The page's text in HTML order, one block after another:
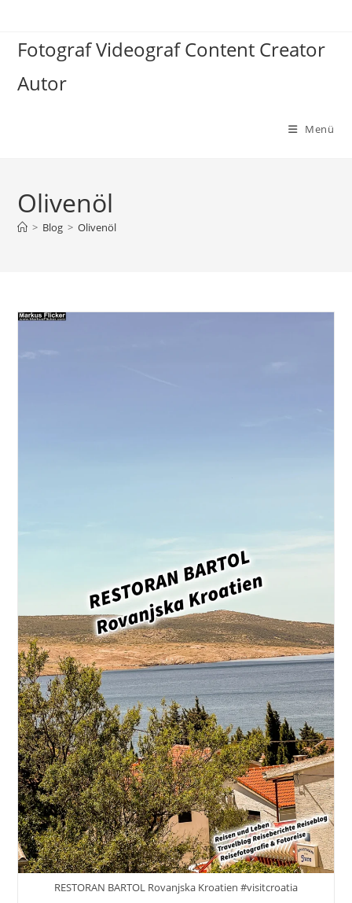
springen
Fotograf Videograf Content Creator
Autor
Menü
Olivenöl
> Blog > Olivenöl
RESTORAN BARTOL Rovanjska Kroatien #visitcroatia